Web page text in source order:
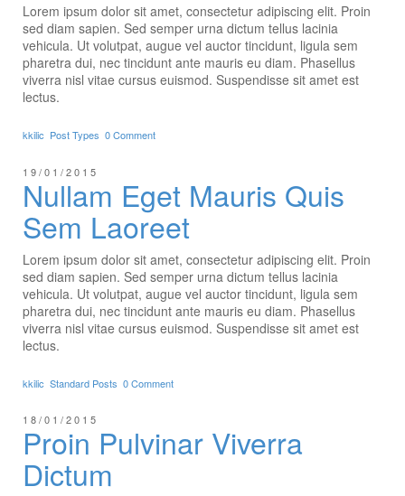
Lorem ipsum dolor sit amet, consectetur adipiscing elit. Proin
sed diam sapien. Sed semper urna dictum tellus lacinia
vehicula. Ut volutpat, augue vel auctor tincidunt, ligula sem
pharetra dui, nec tincidunt ante mauris eu diam. Phasellus
viverra nisl vitae cursus euismod. Suspendisse sit amet est
lectus.
kkilic Post Types 0 Comment
19/01/2015
Nullam Eget Mauris Quis
Sem Laoreet
Lorem ipsum dolor sit amet, consectetur adipiscing elit. Proin
sed diam sapien. Sed semper urna dictum tellus lacinia
vehicula. Ut volutpat, augue vel auctor tincidunt, ligula sem
pharetra dui, nec tincidunt ante mauris eu diam. Phasellus
viverra nisl vitae cursus euismod. Suspendisse sit amet est
lectus.
kkilic Standard Posts 0 Comment
18/01/2015
Proin Pulvinar Viverra
Dictum